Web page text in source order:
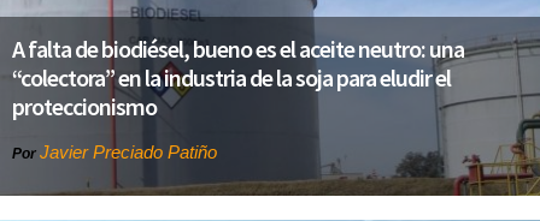
A falta de biodiésel, bueno es el aceite neutro: una
“colectora” en la industria de la soja para eludir el
proteccionismo
Por Javier Preciado Patiño